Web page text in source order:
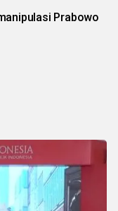
Prabowo